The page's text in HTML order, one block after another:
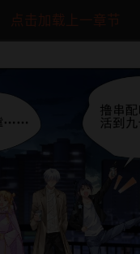
点击加载上一章节